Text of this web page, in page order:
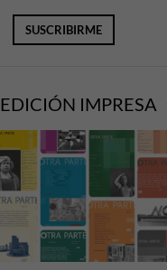
EDICIÓN IMPRESA